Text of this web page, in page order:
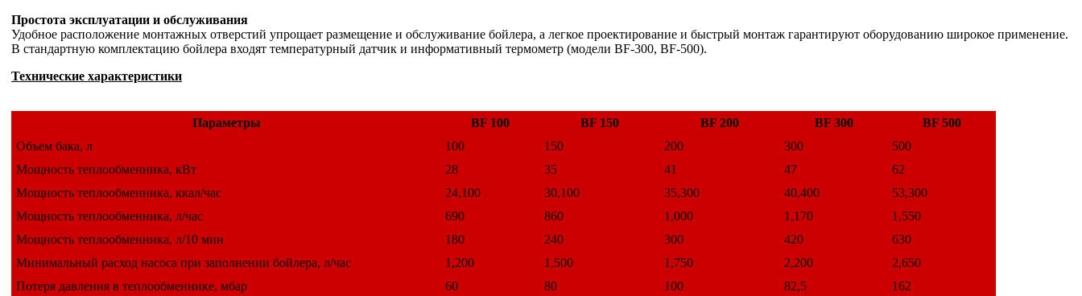
Простота эксплуатации и обслуживания
Удобное расположение монтажных отверстий упрощает размещение и обслуживание бойлера, а легкое проектирование и быстрый монтаж гарантируют оборудованию широкое применение.
В стандартную комплектацию бойлера входят температурный датчик и информативный термометр (модели BF-300, BF-500).
Технические характеристики
Параметры BF 100 BF 150 BF 200 BF 300
BF 500
Объем бака, л
100 150 200 300
500
Мощность теплообменника, кВт
28 35 41 47
62
Мощность теплообменника, ккал/час
24,100 30,100 35,300 40,400
53,300
Мощность теплообменника, л/час
690 860 1,000 1,170
1,550
Мощность теплообменника, л/10 мин
180 240 300 420
630
Минимальный расход насоса при заполнении бойлера, л/час
1,200 1,500 1,750 2,200
2,650
Потеря давления в теплообменнике, мбар
60 80 100 82,5 162